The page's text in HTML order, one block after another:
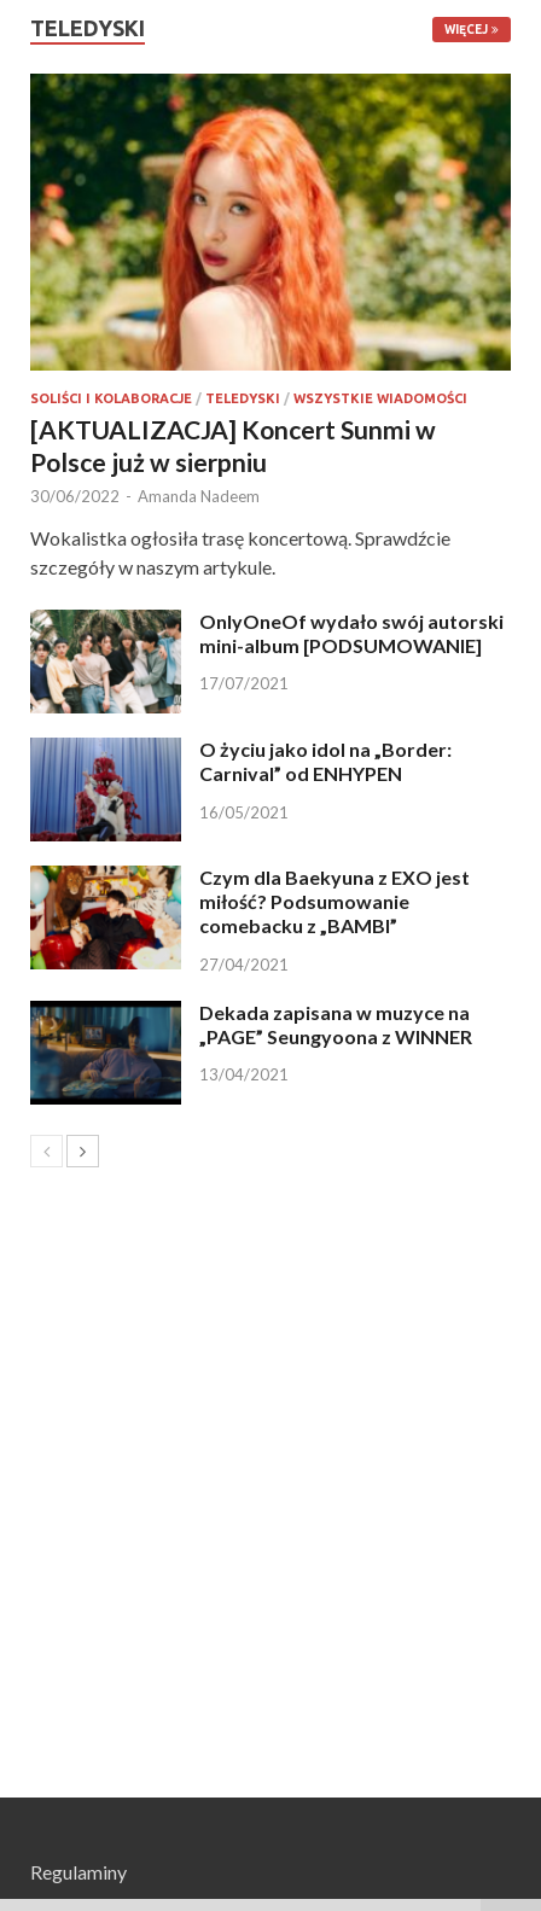
TELEDYSKI WIĘCEJ
SOLIŚCI I KOLABORACJE / TELEDYSKI / WSZYSTKIE WIADOMOŚCI
[AKTUALIZACJA] Koncert Sunmi w
Polsce już w sierpniu
30/06/2022 - Amanda Nadeem
Wokalistka ogłosiła trasę koncertową. Sprawdźcie
szczegóły w naszym artykule.
OnlyOneOf wydało swój autorski
mini-album [PODSUMOWANIE]
17/07/2021
O życiu jako idol na „Border:
Carnival” od ENHYPEN
16/05/2021
Czym dla Baekyuna z EXO jest
miłość? Podsumowanie
comebacku z „BAMBI”
27/04/2021
Dekada zapisana w muzyce na
„PAGE” Seungyoona z WINNER
13/04/2021
Regulaminy